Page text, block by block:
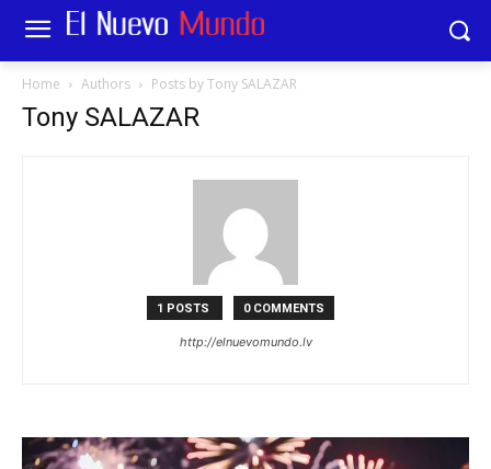
Home Authors Posts by Tony SALAZAR
Tony SALAZAR
1 POSTS 0 COMMENTS
http://elnuevomundo.lv